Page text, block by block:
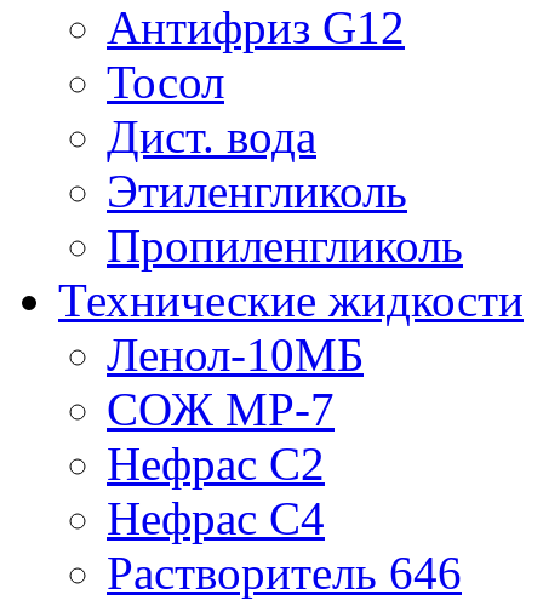
Антифриз G12
Тосол
Дист. вода
Этиленгликоль
Пропиленгликоль
Технические жидкости
Ленол-10МБ
СОЖ МР-7
Нефрас С2
Нефрас С4
Растворитель 646